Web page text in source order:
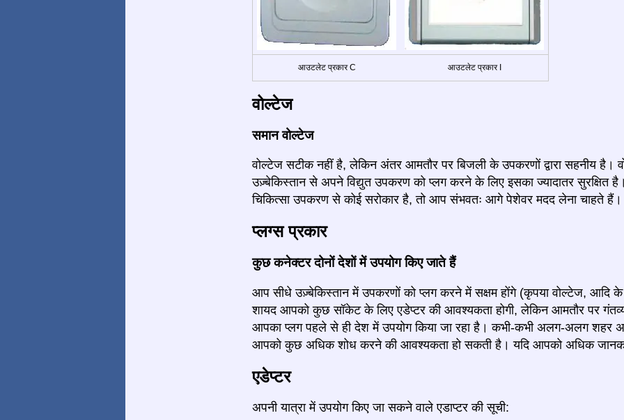
आउटलेट प्रकार C आउटलेट प्रकार I
वोल्टेज
समान वोल्टेज
वोल्टेज सटीक नहीं है, लेकिन अंतर आमतौर पर बिजली के उपकरणों द्वारा सहनीय है।
उज़्बेकिस्तान से अपने विद्युत उपकरण को प्लग करने के लिए इसका ज्यादातर सुरक्षित
चिकित्सा उपकरण से कोई सरोकार है, तो आप संभवतः आगे पेशेवर मदद लेना चाहते हैं।
प्लग्स प्रकार
कुछ कनेक्टर दोनों देशों में उपयोग किए जाते हैं
आप सीधे उज़्बेकिस्तान में उपकरणों को प्लग करने में सक्षम होंगे (कृपया वोल्टेज, आदि
शायद आपको कुछ सॉकेट के लिए एडेप्टर की आवश्यकता होगी, लेकिन आमतौर पर
आपका प्लग पहले से ही देश में उपयोग किया जा रहा है। कभी-कभी अलग-अलग शहर
आपको कुछ अधिक शोध करने की आवश्यकता हो सकती है। यदि आपको अधिक
एडेप्टर
अपनी यात्रा में उपयोग किए जा सकने वाले एडाप्टर की सूची: